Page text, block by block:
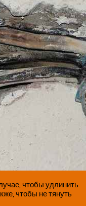
чтобы удлинить
чтобы не тянуть